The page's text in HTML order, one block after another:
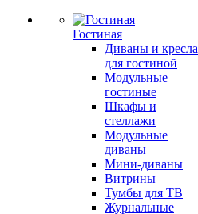
Гостиная
Диваны и кресла
для гостиной
Модульные
гостиные
Шкафы и
стеллажи
Модульные
диваны
Мини-диваны
Витрины
Тумбы для ТВ
Журнальные